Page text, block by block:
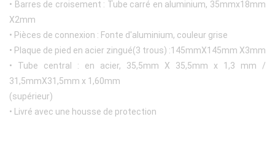
• Barres de croisement : Tube carré en aluminium, 35mmx18mm
X2mm
• Pièces de connexion : Fonte d'aluminium, couleur grise
• Plaque de pied en acier zingué(3 trous) :145mmX145mm X3mm
• Tube central : en acier, 35,5mm X 35,5mm x 1,3 mm /
31,5mmX31,5mm x 1,60mm
(supérieur)
• Livré avec une housse de protection